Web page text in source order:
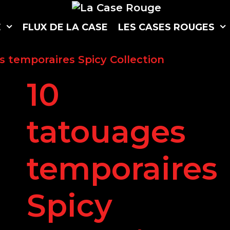
FLUX DE LA CASE LES CASES ROUGES
temporaires Spicy Collection
10
tatouages
temporaires
Spicy